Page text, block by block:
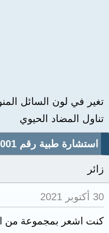
تغير في لون السائل
تناول المضاد الحيوي
استشارة طبية رقم 33001
زائر
30 أكتوبر 2021
كنت اشعر بمجموعة من